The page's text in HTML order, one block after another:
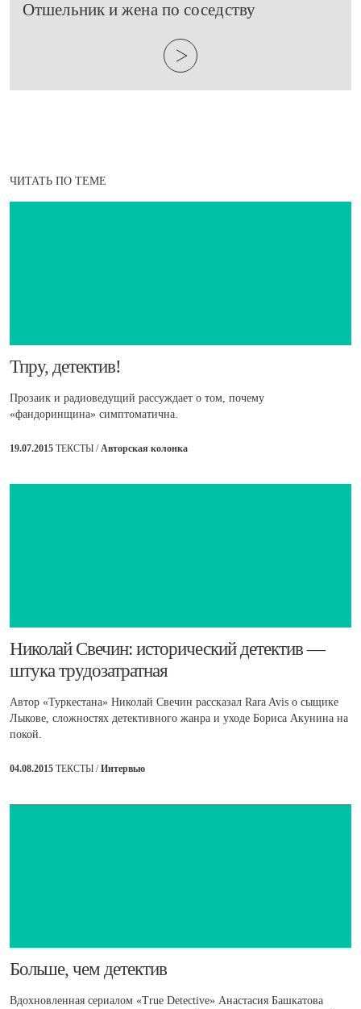
​Отшельник и жена по соседству
ЧИТАТЬ ПО ТЕМЕ
Тпру, детектив!
Прозаик и радиоведущий рассуждает о том, почему
«фандоринщина» симптоматична.
19.07.2015 ТЕКСТЫ / Авторская колонка
Николай Свечин: исторический детектив —
штука трудозатратная
Автор «Туркестана» Николай Свечин рассказал Rara Avis о сыщике
Лыкове, сложностях детективного жанра и уходе Бориса Акунина на
покой.
04.08.2015 ТЕКСТЫ /Интервью
Больше, чем детектив
Вдохновленная сериалом «True Detective» Анастасия Башкатова